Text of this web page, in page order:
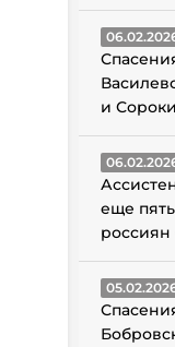
и
еще